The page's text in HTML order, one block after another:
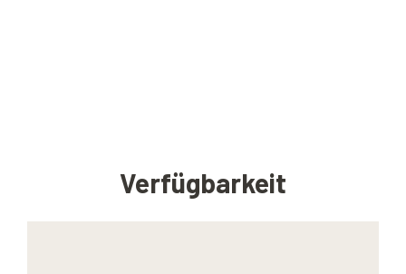
Verfügbarkeit